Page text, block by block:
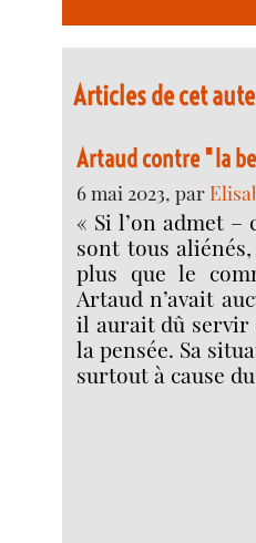
Articles de cet
Artaud contre "la
6 mai 2023, par
« Si l’on admet –
sont tous
plus que le
Artaud n’avait
il aurait dû servir
la pensée. Sa
surtout à cause